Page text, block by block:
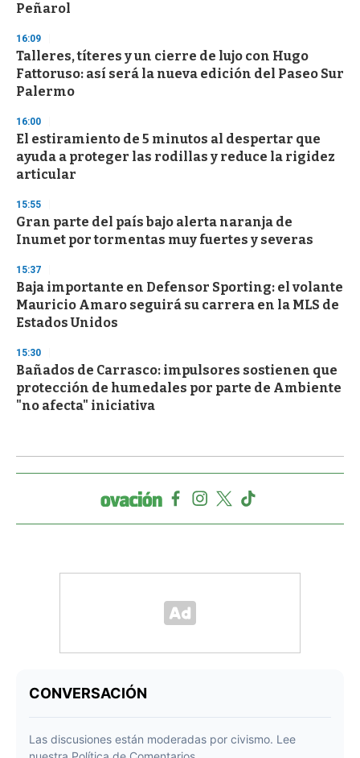
Peñarol
16:09
Talleres, títeres y un cierre de lujo con Hugo
Fattoruso: así será la nueva edición del Paseo Sur
Palermo
16:00
El estiramiento de 5 minutos al despertar que
ayuda a proteger las rodillas y reduce la rigidez
articular
15:55
Gran parte del país bajo alerta naranja de
Inumet por tormentas muy fuertes y severas
15:37
Baja importante en Defensor Sporting: el volante
Mauricio Amaro seguirá su carrera en la MLS de
Estados Unidos
15:30
Bañados de Carrasco: impulsores sostienen que
protección de humedales por parte de Ambiente
"no afecta" iniciativa